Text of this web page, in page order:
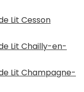
Lit Cesson
Lit Chailly-en-
Lit Champagne-